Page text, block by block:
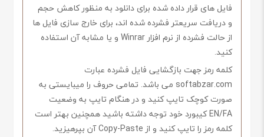
فایل های قرار داده شده برای دانلود به منظور کاهش حجم
و دریافت سریعتر فشرده شده اند، برای خارج سازی فایل ها
از حالت فشرده از نرم افزار Winrar و یا مشابه آن استفاده
کنید.
کلمه رمز جهت بازگشایی فایل فشرده عبارت
softabzar.com می باشد. تمامی حروف را میبایستی به
صورت کوچک تایپ کنید و در هنگام تایپ به وضعیت
EN/FA کیبورد خود توجه داشته باشید همچنین بهتر است
کلمه رمز را تایپ کنید و از Copy-Paste آن بپرهیزید.